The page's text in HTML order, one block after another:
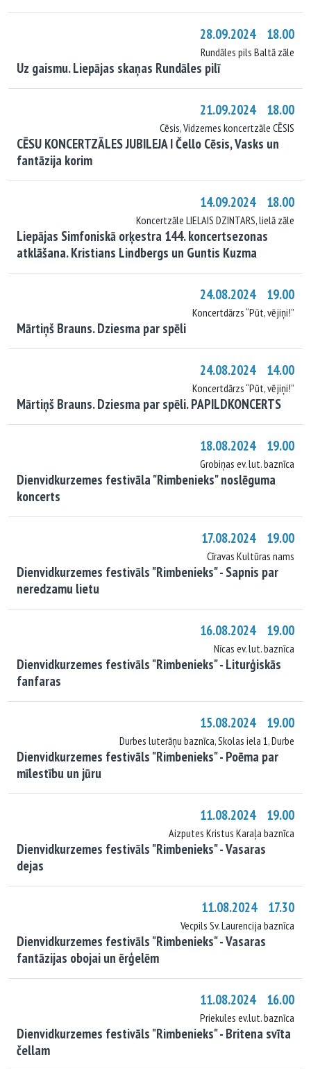
28.09.2024 18.00
Rundāles pils Baltā zāle
Uz gaismu. Liepājas skaņas Rundāles pilī
21.09.2024 18.00
Cēsis, Vidzemes koncertzāle CĒSIS
CĒSU KONCERTZĀLES JUBILEJA I Čello Cēsis, Vasks un
fantāzija korim
14.09.2024 18.00
Koncertzāle LIELAIS DZINTARS, lielā zāle
Liepājas Simfoniskā orķestra 144. koncertsezonas
atklāšana. Kristians Lindbergs un Guntis Kuzma
24.08.2024 19.00
Koncertdārzs “Pūt, vējiņi!”
Mārtiņš Brauns. Dziesma par spēli
24.08.2024 14.00
Koncertdārzs “Pūt, vējiņi!”
Mārtiņš Brauns. Dziesma par spēli. PAPILDKONCERTS
18.08.2024 19.00
Grobiņas ev. lut. baznīca
Dienvidkurzemes festivāla "Rimbenieks" noslēguma
koncerts
17.08.2024 19.00
Cīravas Kultūras nams
Dienvidkurzemes festivāls "Rimbenieks" - Sapnis par
neredzamu lietu
16.08.2024 19.00
Nīcas ev. lut. baznīca
Dienvidkurzemes festivāls "Rimbenieks" - Liturģiskās
fanfaras
15.08.2024 19.00
Durbes luterāņu baznīca, Skolas iela 1, Durbe
Dienvidkurzemes festivāls "Rimbenieks" - Poēma par
mīlestību un jūru
11.08.2024 19.00
Aizputes Kristus Karaļa baznīca
Dienvidkurzemes festivāls "Rimbenieks" - Vasaras
dejas
11.08.2024 17.30
Vecpils Sv. Laurencija baznīca
Dienvidkurzemes festivāls "Rimbenieks" - Vasaras
fantāzijas obojai un ērģelēm
11.08.2024 16.00
Priekules ev.lut. baznīca
Dienvidkurzemes festivāls "Rimbenieks" - Britena svīta
čellam